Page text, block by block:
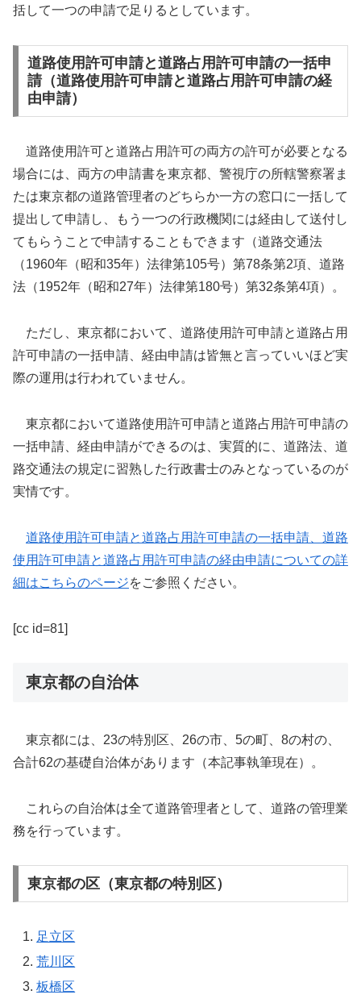
括して一つの申請で足りるとしています。
道路使用許可申請と道路占用許可申請の一括申
請（道路使用許可申請と道路占用許可申請の経
由申請）
道路使用許可と道路占用許可の両方の許可が必要となる
場合には、両方の申請書を東京都、警視庁の所轄警察署ま
たは東京都の道路管理者のどちらか一方の窓口に一括して
提出して申請し、もう一つの行政機関には経由して送付し
てもらうことで申請することもできます（道路交通法
（1960年（昭和35年）法律第105号）第78条第2項、道路
法（1952年（昭和27年）法律第180号）第32条第4項）。
ただし、東京都において、道路使用許可申請と道路占用
許可申請の一括申請、経由申請は皆無と言っていいほど実
際の運用は行われていません。
東京都において道路使用許可申請と道路占用許可申請の
一括申請、経由申請ができるのは、実質的に、道路法、道
路交通法の規定に習熟した行政書士のみとなっているのが
実情です。
道路使用許可申請と道路占用許可申請の一括申請、道路
使用許可申請と道路占用許可申請の経由申請についての詳
細はこちらのページをご参照ください。
[cc id=81]
東京都の自治体
東京都には、23の特別区、26の市、5の町、8の村の、
合計62の基礎自治体があります（本記事執筆現在）。
これらの自治体は全て道路管理者として、道路の管理業
務を行っています。
東京都の区（東京都の特別区）
足立区
荒川区
板橋区